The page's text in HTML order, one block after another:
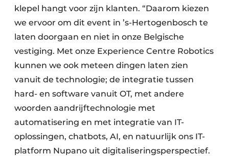
klepel hangt voor zijn klanten. “Daarom kiezen
we ervoor om dit event in ’s-Hertogenbosch te
laten doorgaan en niet in onze Belgische
vestiging. Met onze Experience Centre Robotics
kunnen we ook meteen dingen laten zien
vanuit de technologie; de integratie tussen
hard- en software vanuit OT, met andere
woorden aandrijftech­nologie met
automatisering en met integratie van IT-
oplossingen, chatbots, AI, en natuurlijk ons IT-
platform Nupano uit digitaliseringsperspectief.